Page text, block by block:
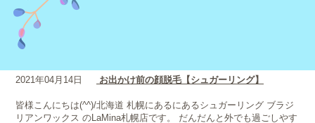
ジリアンワックス のLaMina札幌店です。 シュガーリングのペースト
やシュガースクラブに含まれる砂糖の魅力を改めてご紹介！ その1…
2021年04月14日 お出かけ前の顔脱毛【シュガーリング】
皆様こんにちは(^^)/北海道 札幌にあるにあるシュガーリング ブラジ
リアンワックス のLaMina札幌店です。 だんだんと外でも過ごしやす